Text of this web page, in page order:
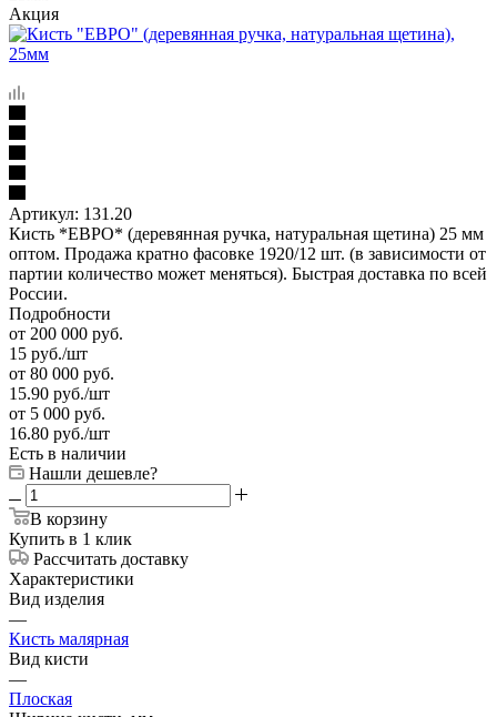
Акция
Артикул: 131.20
Кисть *ЕВРО* (деревянная ручка, натуральная щетина) 25 мм
оптом. Продажа кратно фасовке 1920/12 шт. (в зависимости от
партии количество может меняться). Быстрая доставка по всей
России.
Подробности
от 200 000 руб.
15 руб./шт
от 80 000 руб.
15.90 руб./шт
от 5 000 руб.
16.80 руб./шт
Есть в наличии
Нашли дешевле?
В корзину
Купить в 1 клик
Рассчитать доставку
Характеристики
Вид изделия
—
Кисть малярная
Вид кисти
—
Плоская